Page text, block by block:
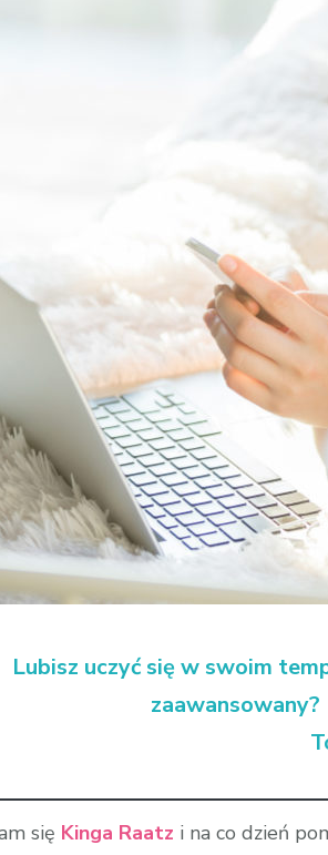
Lubisz uczyć się w swoim
się Kinga Raatz i na co dzień